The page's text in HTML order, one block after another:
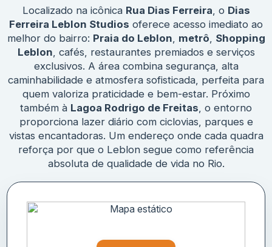
Localizado na icônica Rua Dias Ferreira , o Dias
Ferreira Leblon Studios oferece acesso imediato ao
melhor do bairro: Praia do Leblon metrô Shopping
Leblon , cafés, restaurantes premiados e serviços
exclusivos. A área combina segurança, alta
caminhabilidade e atmosfera sofisticada, perfeita para
quem valoriza praticidade e bem-estar. Próximo
também à Lagoa Rodrigo de Freitas , o entorno
proporciona lazer diário com ciclovias, parques e
vistas encantadoras. Um endereço onde cada quadra
reforça por que o Leblon segue como referência
absoluta de qualidade de vida no Rio.